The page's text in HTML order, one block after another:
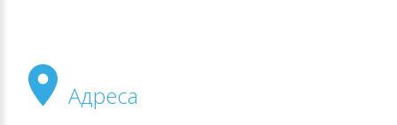
Адреса